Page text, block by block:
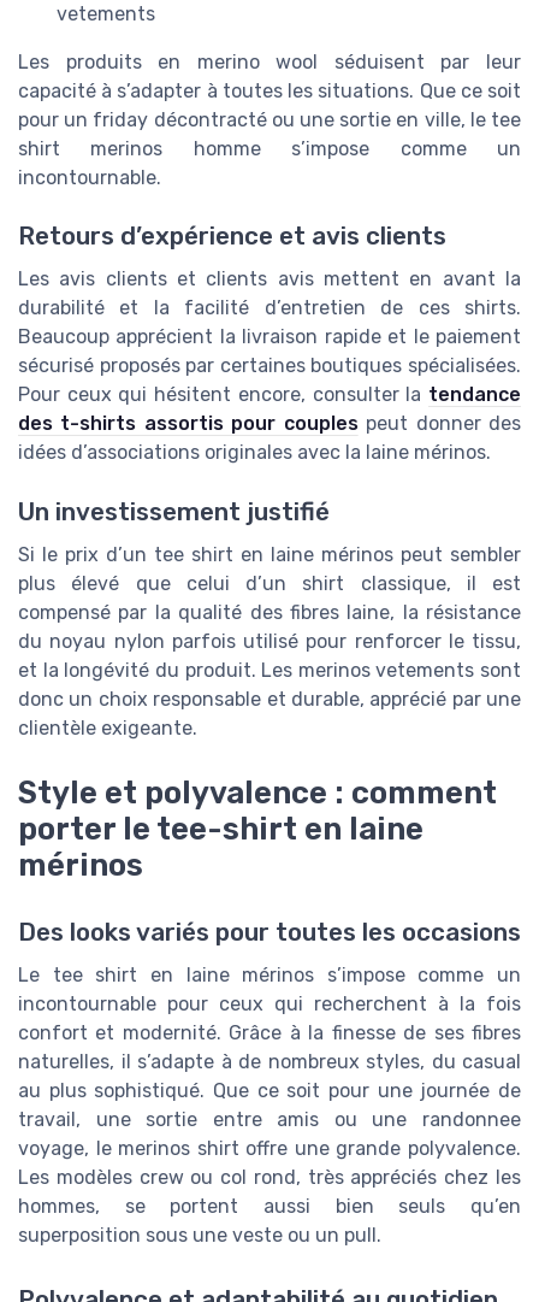
vetements
Les produits en merino wool séduisent par leur
capacité à s’adapter à toutes les situations. Que ce soit
pour un friday décontracté ou une sortie en ville, le tee
shirt merinos homme s’impose comme un
incontournable.
Retours d’expérience et avis clients
Les avis clients et clients avis mettent en avant la
durabilité et la facilité d’entretien de ces shirts.
Beaucoup apprécient la livraison rapide et le paiement
sécurisé proposés par certaines boutiques spécialisées.
Pour ceux qui hésitent encore, consulter la tendance
des t-shirts assortis pour couplespeut donner des
idées d’associations originales avec la laine mérinos.
Un investissement justifié
Si le prix d’un tee shirt en laine mérinos peut sembler
plus élevé que celui d’un shirt classique, il est
compensé par la qualité des fibres laine, la résistance
du noyau nylon parfois utilisé pour renforcer le tissu,
et la longévité du produit. Les merinos vetements sont
donc un choix responsable et durable, apprécié par une
clientèle exigeante.
Style et polyvalence : comment
porter le tee-shirt en laine
mérinos
Des looks variés pour toutes les occasions
Le tee shirt en laine mérinos s’impose comme un
incontournable pour ceux qui recherchent à la fois
confort et modernité. Grâce à la finesse de ses fibres
naturelles, il s’adapte à de nombreux styles, du casual
au plus sophistiqué. Que ce soit pour une journée de
travail, une sortie entre amis ou une randonnee
voyage, le merinos shirt offre une grande polyvalence.
Les modèles crew ou col rond, très appréciés chez les
hommes, se portent aussi bien seuls qu’en
superposition sous une veste ou un pull.